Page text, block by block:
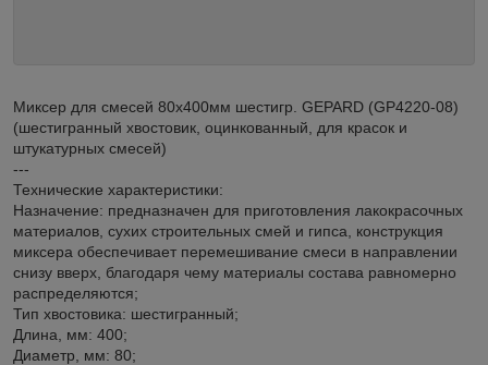
Миксер для смесей 80х400мм шестигр. GEPARD (GP4220-08)
(шестигранный хвостовик, оцинкованный, для красок и
штукатурных смесей)
---
Технические характеристики:
Назначение: предназначен для приготовления лакокрасочных
материалов, сухих строительных смей и гипса, конструкция
миксера обеспечивает перемешивание смеси в направлении
снизу вверх, благодаря чему материалы состава равномерно
распределяются;
Тип хвостовика: шестигранный;
Длина, мм: 400;
Диаметр, мм: 80;